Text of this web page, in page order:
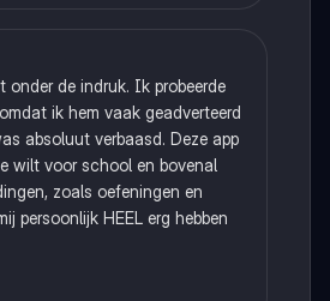
onder de indruk. Ik probeerde
ik hem vaak geadverteerd
absoluut verbaasd. Deze app
wilt voor school en bovenal
zoals oefeningen en
persoonlijk HEEL erg hebben